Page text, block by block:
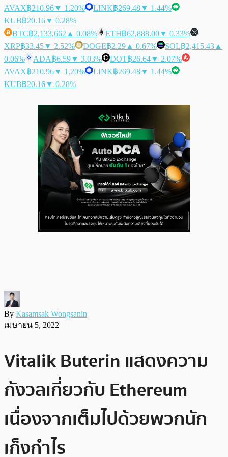
AVAX฿210.96▼ 1.20% LINK฿269.48▼ 1.44%
KUB฿20.16▼ 0.28%
BTC฿2,133,662 ▲ 0.08% ETH฿62,888.00▼ 0.33%
XRP฿33.45▼ 2.52% DOGE฿2.29 ▲ 0.67% SOL฿2,415.43 ▲
0.06%
ADA฿6.59▼ 3.03% DOT฿26.64▼ 2.07%
AVAX฿210.96▼ 1.20% LINK฿269.48▼ 1.44%
KUB฿20.16▼ 0.28%
By Kasamsak Wongsanin
เมษายน 5, 2022
Vitalik Buterin แสดงความ
กังวลเกี่ยวกับ Ethereum
เนื่องจากเต็มไปด้วยพวกนัก
เก็งกำไร